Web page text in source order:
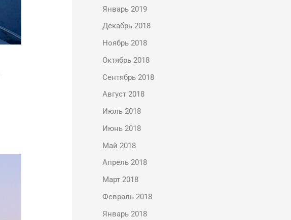
Январь 2019
Декабрь 2018
Ноябрь 2018
Октябрь 2018
Сентябрь 2018
Август 2018
Июль 2018
Июнь 2018
Май 2018
Апрель 2018
Март 2018
Февраль 2018
Январь 2018